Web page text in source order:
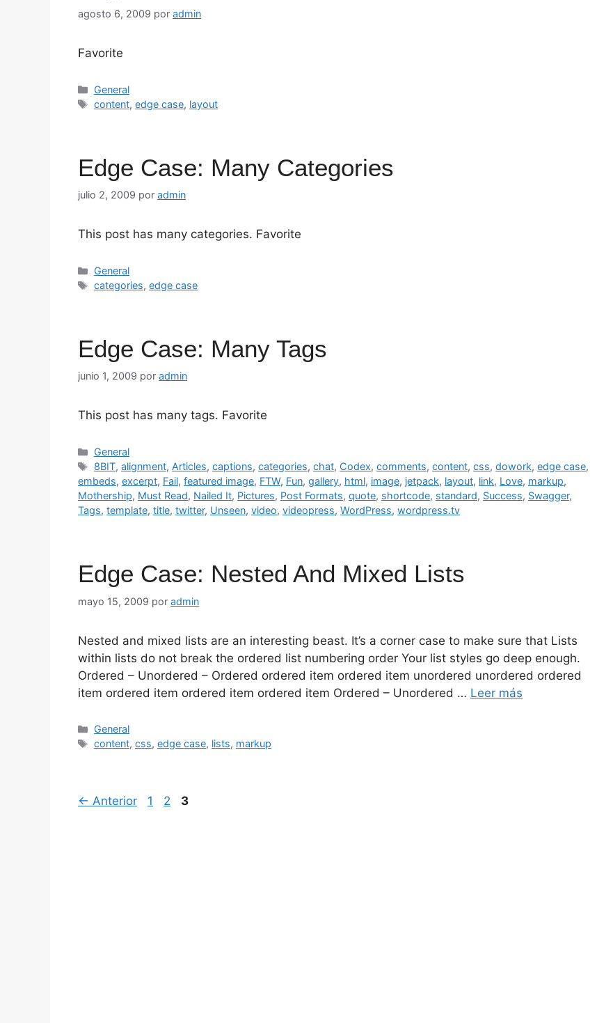
agosto 6, 2009 por admin
Favorite
Categorías
General
Etiquetas
content,edge case, layout
Edge Case: Many Categories
julio 2, 2009 por admin
This post has many categories. Favorite
Categorías
General
Etiquetas
categories,edge case
Edge Case: Many Tags
junio 1, 2009 por admin
This post has many tags. Favorite
Categorías
General
Etiquetas
8BIT,alignment, Articles,captions,categories,chat, Codex,comments,content,css,dowork,edge case,
embeds, excerpt, Fail, featured image, FTW, Fun, gallery, html, image, jetpack, layout, link, Love, markup,
Mothership, Must Read, Nailed It, Pictures, Post Formats, quote, shortcode, standard, Success, Swagger,
Tags, template, title, twitter, Unseen, video, videopress, WordPress, wordpress.tv
Edge Case: Nested And Mixed Lists
mayo 15, 2009 por admin
Nested and mixed lists are an interesting beast. It’s a corner case to make sure that Lists
within lists do not break the ordered list numbering order Your list styles go deep enough.
Ordered – Unordered – Ordered ordered item ordered item unordered unordered ordered
item ordered item ordered item ordered item Ordered – Unordered … Leer más
Categorías
General
Etiquetas
content,css,edge case, lists, markup
← Anterior Página
1 Página
2 Página
3